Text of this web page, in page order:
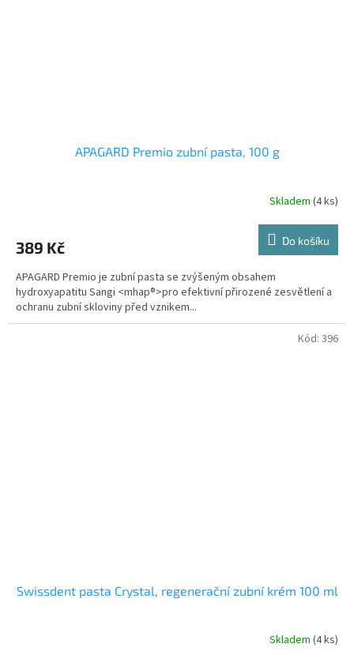
APAGARD Premio zubní pasta, 100 g
Skladem (4 ks)
389 Kč Do košíku
APAGARD Premio je zubní pasta se zvýšeným obsahem
hydroxyapatitu Sangi <mhap®>pro efektivní přirozené zesvětlení a
ochranu zubní skloviny před vznikem...
Swissdent pasta Crystal, regenerační zubní krém 100 ml
Skladem (4 ks)
Kód: 396